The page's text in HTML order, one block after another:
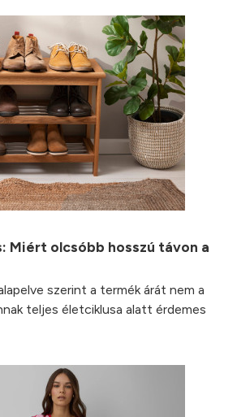
Miért olcsóbb hosszú távon a
szerint a termék árát nem a
teljes életciklusa alatt érdemes